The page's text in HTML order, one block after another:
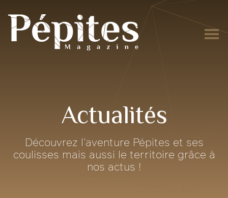
Actualités
Découvrez l'aventure Pépites et ses
coulisses mais aussi le territoire grâce à
nos actus !